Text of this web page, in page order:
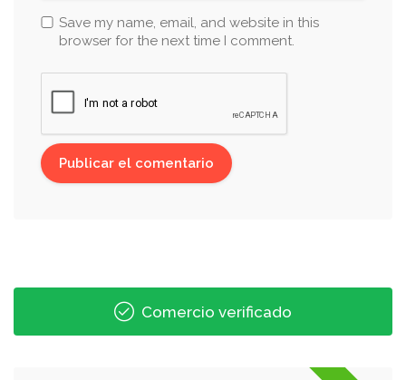
Save my name, email, and website in this
browser for the next time I comment.
Comercio verificado